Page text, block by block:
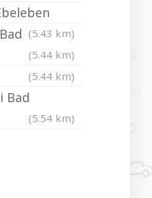
(5.43 km)
(5.44 km)
(5.44 km)
Bad
(5.54 km)